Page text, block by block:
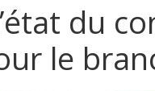
du
le